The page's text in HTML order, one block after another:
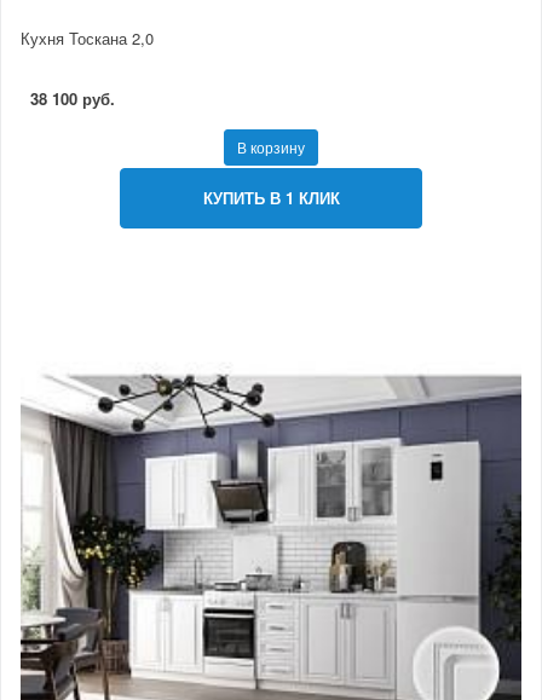
Кухня Тоскана 2,0
38 100 руб.
В корзину
КУПИТЬ В 1 КЛИК